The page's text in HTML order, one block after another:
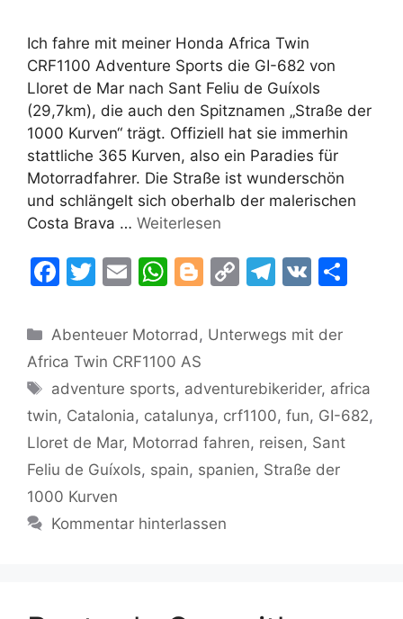
Ich fahre mit meiner Honda Africa Twin
CRF1100 Adventure Sports die GI-682 von
Lloret de Mar nach Sant Feliu de Guíxols
(29,7km), die auch den Spitznamen „Straße der
1000 Kurven“ trägt. Offiziell hat sie immerhin
stattliche 365 Kurven, also ein Paradies für
Motorradfahrer. Die Straße ist wunderschön
und schlängelt sich oberhalb der malerischen
Costa Brava … Weiterlesen
F
c
e
b
o
o
k
T
itt
er
E
ai
l
W
at
s
A
p
p
Bl
g
er
C
p
Li
n
k
T
e
a
m
V
Kategorien
Abenteuer Motorrad, Unterwegs mit der
Africa Twin CRF1100 AS
Schlagwörter
adventure sports, adventurebikerider, africa
twin, Catalonia, catalunya, crf1100, fun, GI-682,
Lloret de Mar, Motorrad fahren, reisen, Sant
Feliu de Guíxols, spain, spanien, Straße der
1000 Kurven
Kommentar hinterlassen